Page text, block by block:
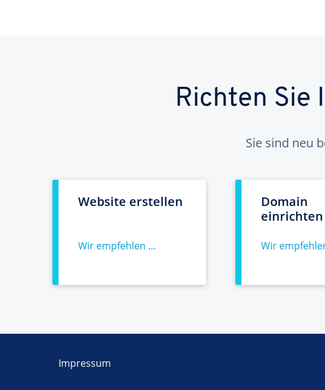
Richten Sie
Sie sind neu
Website erstellen
Wir empfehlen ...
Domain
einrichten
Wir
Impressum